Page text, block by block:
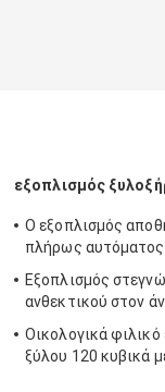
εξοπλισμός
Ο εξοπλισμός
πλήρως
Εξοπλισμός
ανθεκτικού στον
Οικολογικά
ξύλου 120 κυβικά